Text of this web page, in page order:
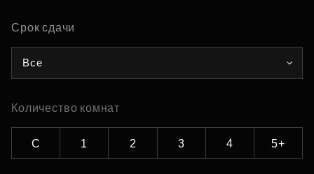
Срок сдачи
Все
Количество комнат
С 1 2 3 4 5+